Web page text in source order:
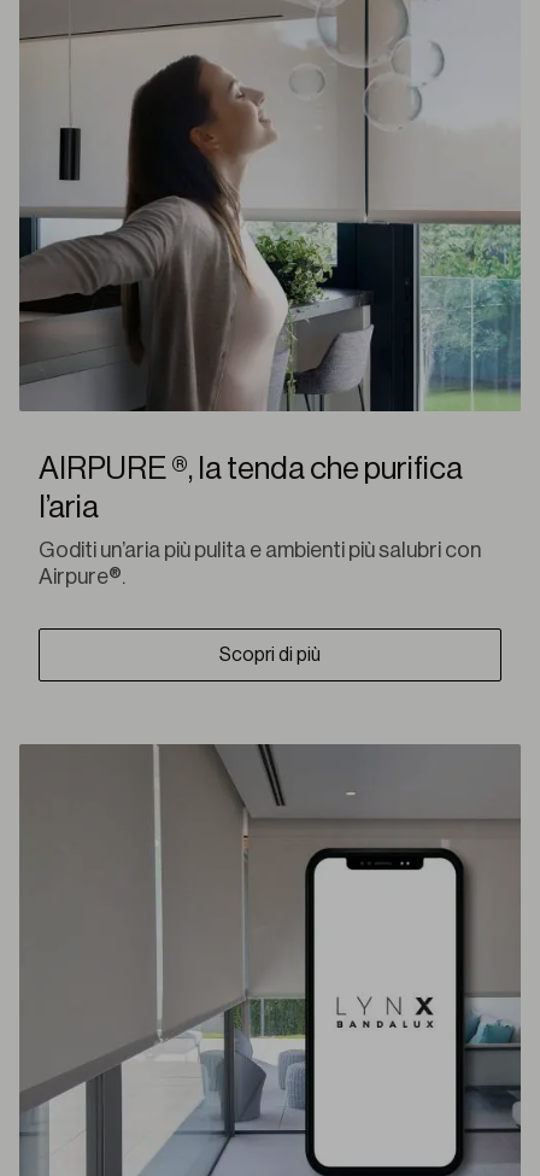
AIRPURE ®, la tenda che purifica
l’aria
Goditi un’aria più pulita e ambienti più salubri con
Airpure®.
Scopri di più